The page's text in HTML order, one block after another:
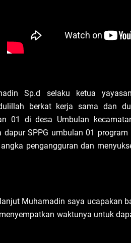
Sp.d selaku ketua
berkat kerja sama dan
01 di desa Umbulan
dapur SPPG umbulan 01
pengangguran dan
Muhamadin saya ucapakan
waktunya untuk